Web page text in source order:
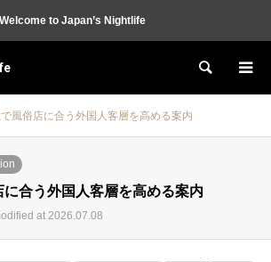
Welcome to Japan’s Nightlife
Search
風俗店に合う外国人客層を高める案内
合う外国人客層を高める案内
at 2026.07.08